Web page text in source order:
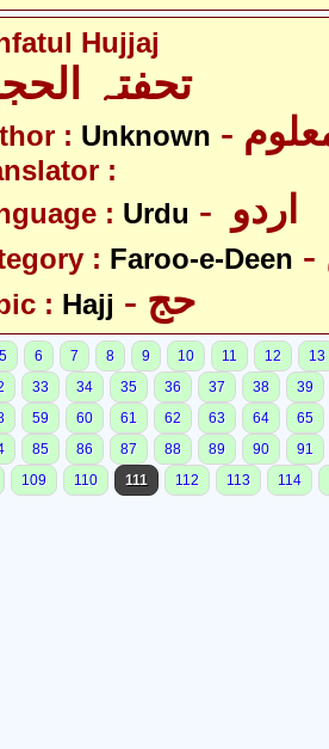
Hujjaj
تحفتہ
: Unknown
:
: Urdu
: Faroo-e-Deen
: Hajj - حج
5 6 7 8 9 10 11 12
13
33 34 35 36 37 38
39
59 60 61 62 63 64
65
85 86 87 88 89 90
91
109 110 111 112 113 114